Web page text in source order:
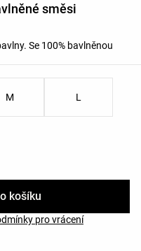
směsi
Se 100% bavlněnou
M L
košíku
pro vrácení